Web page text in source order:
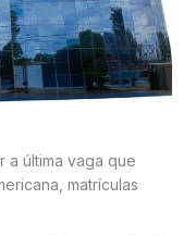
a última vaga que
matrículas